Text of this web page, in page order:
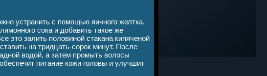
устранить с помощью яичного желтка.
сока и добавить такое же
это залить половиной стакана кипяченой
на тридцать-сорок минут. После
водой, а затем промыть волосы
питание кожи головы и улучшит